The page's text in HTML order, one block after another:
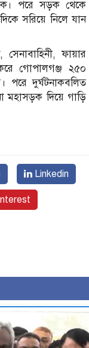
পরে সড়ক থেকে
সরিয়ে নিলে যান
ফায়ার
করে গোপালগঞ্জ ২৫০
পরে দুর্ঘটনাকবলিত
মহাসড়ক দিয়ে গাড়ি
Linkedin